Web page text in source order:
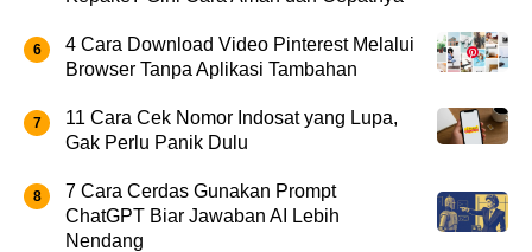
4 Cara Download Video Pinterest Melalui
Browser Tanpa Aplikasi Tambahan
11 Cara Cek Nomor Indosat yang Lupa,
Gak Perlu Panik Dulu
7 Cara Cerdas Gunakan Prompt
ChatGPT Biar Jawaban AI Lebih
Nendang